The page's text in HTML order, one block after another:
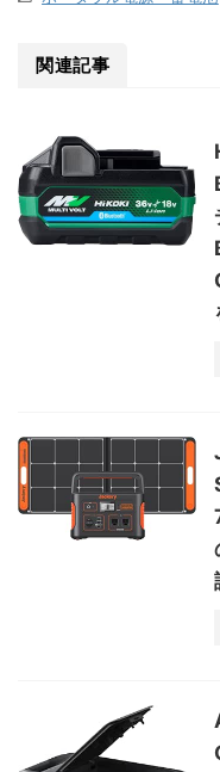
関連記事